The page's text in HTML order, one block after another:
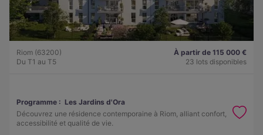
Riom (63200)
Du T1 au T5
À partir de 115 000 €
23 lots disponibles
Programme : Les Jardins d'Ora
Découvrez une résidence contemporaine à Riom, alliant confort,
accessibilité et qualité de vie.